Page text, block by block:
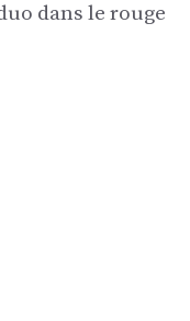
dans le rouge